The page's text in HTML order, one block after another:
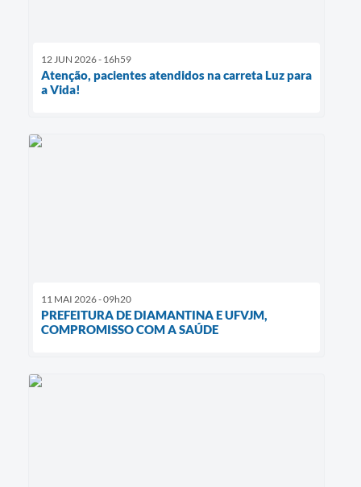
12 JUN 2026 - 16h59
Atenção, pacientes atendidos na carreta Luz para
a Vida!
11 MAI 2026 - 09h20
PREFEITURA DE DIAMANTINA E UFVJM,
COMPROMISSO COM A SAÚDE